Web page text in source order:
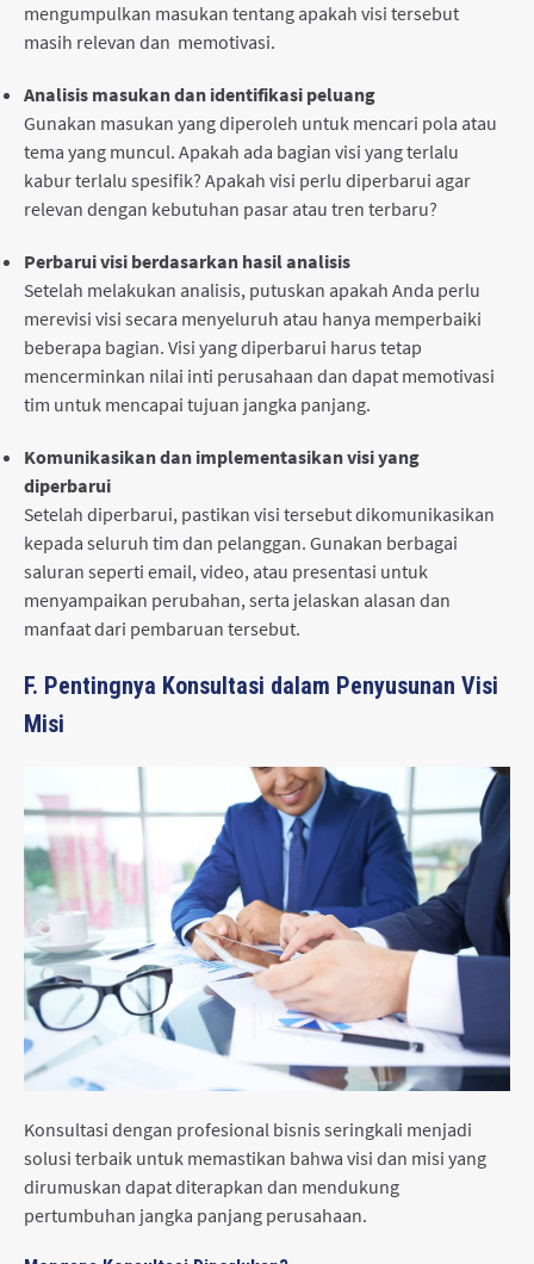
mengumpulkan masukan tentang apakah visi tersebut
masih relevan dan memotivasi.
Analisis masukan dan identifikasi peluang
Gunakan masukan yang diperoleh untuk mencari pola atau
tema yang muncul. Apakah ada bagian visi yang terlalu
kabur terlalu spesifik? Apakah visi perlu diperbarui agar
relevan dengan kebutuhan pasar atau tren terbaru?
Perbarui visi berdasarkan hasil analisis
Setelah melakukan analisis, putuskan apakah Anda perlu
merevisi visi secara menyeluruh atau hanya memperbaiki
beberapa bagian. Visi yang diperbarui harus tetap
mencerminkan nilai inti perusahaan dan dapat memotivasi
tim untuk mencapai tujuan jangka panjang.
Komunikasikan dan implementasikan visi yang
diperbarui
Setelah diperbarui, pastikan visi tersebut dikomunikasikan
kepada seluruh tim dan pelanggan. Gunakan berbagai
saluran seperti email, video, atau presentasi untuk
menyampaikan perubahan, serta jelaskan alasan dan
manfaat dari pembaruan tersebut.
F. Pentingnya Konsultasi dalam Penyusunan Visi
Misi
Konsultasi dengan profesional bisnis seringkali menjadi
solusi terbaik untuk memastikan bahwa visi dan misi yang
dirumuskan dapat diterapkan dan mendukung
pertumbuhan jangka panjang perusahaan.